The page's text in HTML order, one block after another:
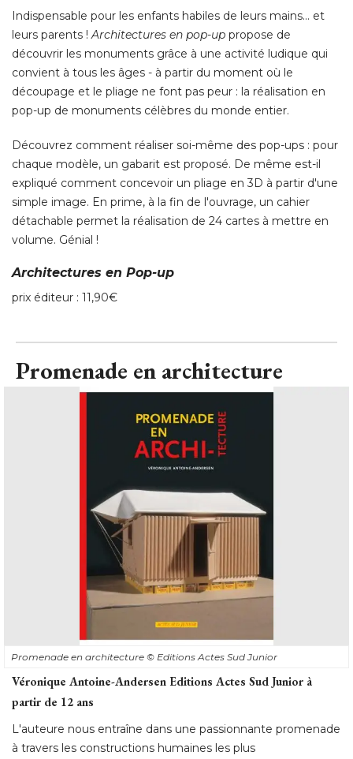
Indispensable pour les enfants habiles de leurs mains... et
leurs parents ! Architectures en pop-up propose de
découvrir les monuments grâce à une activité ludique qui
convient à tous les âges - à partir du moment où le
découpage et le pliage ne font pas peur : la réalisation en
pop-up de monuments célèbres du monde entier.
Découvrez comment réaliser soi-même des pop-ups : pour
chaque modèle, un gabarit est proposé. De même est-il
expliqué comment concevoir un pliage en 3D à partir d'une
simple image. En prime, à la fin de l'ouvrage, un cahier
détachable permet la réalisation de 24 cartes à mettre en
volume. Génial !
Architectures en Pop-up
prix éditeur : 11,90€
Promenade en architecture
Promenade en architecture © Editions Actes Sud Junior
Véronique Antoine-Andersen Editions Actes Sud Junior à
partir de 12 ans
L'auteure nous entraîne dans une passionnante promenade
à travers les constructions humaines les plus